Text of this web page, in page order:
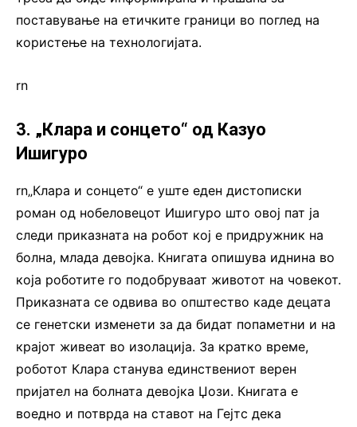
поставување на етичките граници во поглед на
користење на технологијата.
rn
3. „Клара и сонцето“ од Казуо
Ишигуро
rn„Клара и сонцето“ е уште еден дистописки
роман од нобеловецот Ишигуро што овој пат ја
следи приказната на робот кој е придружник на
болна, млада девојка. Книгата опишува иднина во
која роботите го подобруваат животот на човекот.
Приказната се одвива во општество каде децата
се генетски изменети за да бидат попаметни и на
крајот живеат во изолација. За кратко време,
роботот Клара станува единствениот верен
пријател на болната девојка Џози. Книгата е
воедно и потврда на ставот на Гејтс дека